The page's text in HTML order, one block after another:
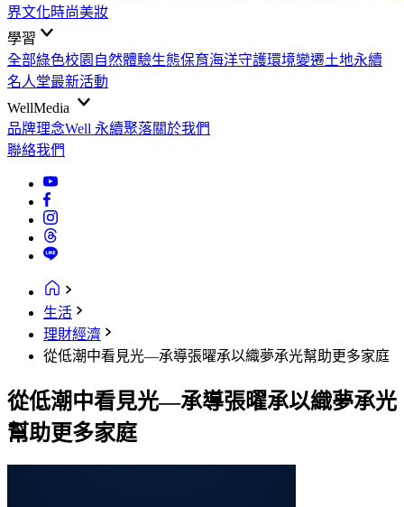
界文化時尚美妝
學習
全部綠色校園 自然體驗生態保育海洋守護環境變遷土地永續
名人堂最新活動
WellMedia
品牌理念Well 永續聚落關於我們
聯絡我們
生活
理財經濟
從低潮中看見光—承導張曜承以織夢承光幫助更多家庭
從低潮中看見光—承導張曜承以織夢承光
幫助更多家庭